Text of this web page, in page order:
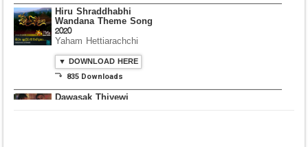
Hiru Shraddhabhi
Wandana Theme Song
2020
Yaham Hettiarachchi
▼ DOWNLOAD HERE
⤵ 835 Downloads
Dawasak Thiyewi